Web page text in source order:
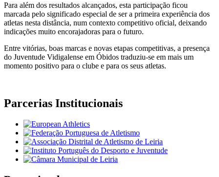
Para além dos resultados alcançados, esta participação ficou
marcada pelo significado especial de ser a primeira experiência dos
atletas nesta distância, num contexto competitivo oficial, deixando
indicações muito encorajadoras para o futuro.
Entre vitórias, boas marcas e novas etapas competitivas, a presença
do Juventude Vidigalense em Óbidos traduziu-se em mais um
momento positivo para o clube e para os seus atletas.
Parcerias Institucionais